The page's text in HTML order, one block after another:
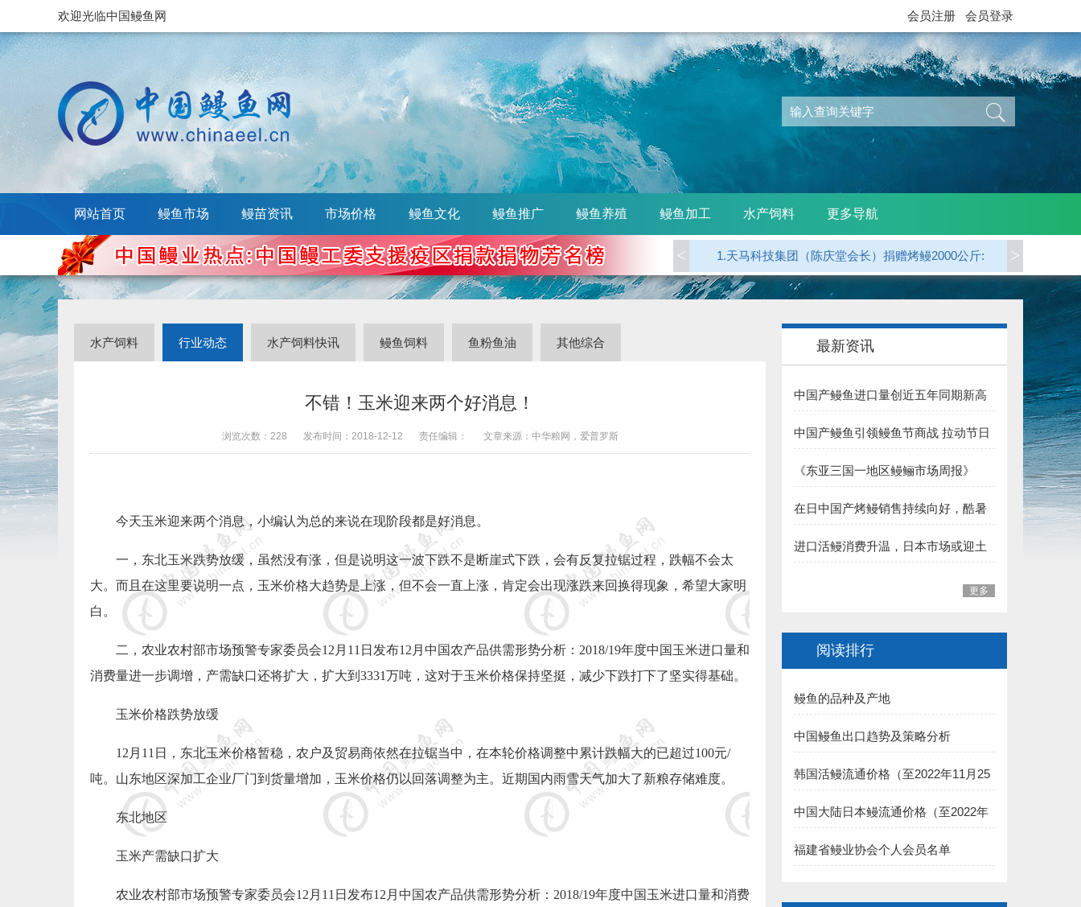
欢迎光临中国鳗鱼网 会员注册 会员登录
网站首页 鳗鱼市场 鳗苗资讯 市场价格 鳗鱼文化 鳗鱼推广 鳗鱼养殖 鳗鱼加工 水产饲料 更多导航
1.天马科技集团（陈庆堂会长）捐赠烤鳗2000公斤:
2.广东省鳗业协会 捐赠烤鳗5000公斤:
3.江西西龙公司（天马科技）捐赠烤鳗1000公斤:
4.龙岩 郭贤平副会长 捐赠50000元:
5.三明 华盛集团（姚弓善副会长） 捐赠50000元:
6.长乐 王平雄副会长 捐赠10000元:
福建省鳗业协会:
一、福州市 1.李本华 捐赠50000元:
2.福州 阙院生 捐赠50000元:
3.福州鳗匠餐饮管理有限公司(阮盛泉)捐赠50000元:
4.福建高农饲料有限公司（葛军）捐赠50000元:
6.连江富鑫养鳗场(林宝富) 捐赠5000元:
7.福州德远水产有限公司（简新昌）捐赠5000元:
8.福建渔家傲养殖科技有限公司 捐赠5000元:
二、长乐市鳗业协会:
1.长乐聚泉食品有限公司(王家思)捐赠100000元:
< >
水产饲料 行业动态 水产饲料快讯 鳗鱼饲料 鱼粉鱼油 其他综合
不错！玉米迎来两个好消息！
浏览次数： 228 发布时间： 2018-12-12 责任编辑： 文章来源： 中华粮网，爱普罗斯
今天玉米迎来两个消息，小编认为总的来说在现阶段都是好消息。
一，东北玉米跌势放缓，虽然没有涨，但是说明这一波下跌不是断崖式下跌，会有反复拉锯过程，跌幅不会太
大。而且在这里要说明一点，玉米价格大趋势是上涨，但不会一直上涨，肯定会出现涨跌来回换得现象，希望大家明
白。
二，农业农村部市场预警专家委员会12 月 11 日发布12 月中国农产品供需形势分析： 2018/19年度中国玉米进口量和
消费量进一步调增，产需缺口还将扩大，扩大到 3331万吨，这对于玉米价格保持坚挺，减少下跌打下了坚实得基础。
玉米价格跌势放缓
12 月 11 日，东北玉米价格暂稳，农户及贸易商依然在拉锯当中，在本轮价格调整中累计跌幅大的已超过100元/
吨。山东地区深加工企业厂门到货量增加，玉米价格仍以回落调整为主。近期国内雨雪天气加大了新粮存储难度。
东北地区
玉米产需缺口扩大
农业农村部市场预警专家委员会12 月 11 日发布12 月中国农产品供需形势分析： 2018/19年度中国玉米进口量和消费
最新资讯
中国产鳗鱼进口量创近五年同期新高
中国产鳗鱼引领鳗鱼节商战 拉动节日
《东亚三国一地区鳗鲡市场周报》
在日中国产烤鳗销售持续向好，酷暑
进口活鳗消费升温，日本市场或迎土
更多
阅读排行
鳗鱼的品种及产地
中国鳗鱼出口趋势及策略分析
韩国活鳗流通价格（至2022年11月25
中国大陆日本鳗流通价格（至2022年
福建省鳗业协会个人会员名单